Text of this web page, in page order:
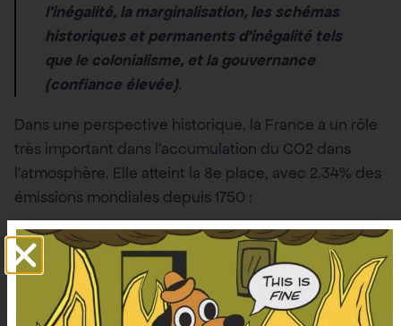
l’inégalité, la marginalisation, les schémas
historiques et permanents d’inégalité tels
que le colonialisme, et la gouvernance
(confiance élevée).
Dans une perspective historique, la France a un rôle
très important dans l’accumulation du CO2 dans
l’atmosphère. Elle atteint la 8e place, avec 2.34% des
émissions mondiales depuis 1750 :